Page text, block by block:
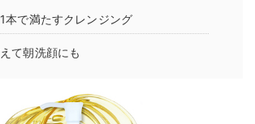
本で満たすクレンジング
て朝洗顔にも